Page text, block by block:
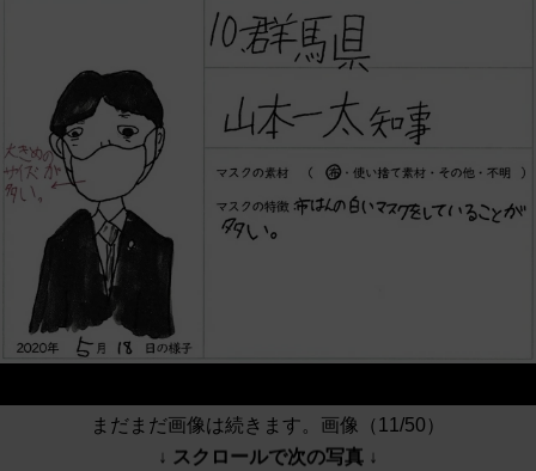
まだまだ画像は続きます。画像（11/50）
↓ スクロールで次の写真 ↓